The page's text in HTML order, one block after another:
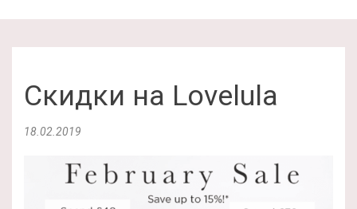
Скидки на Lovelula
18.02.2019